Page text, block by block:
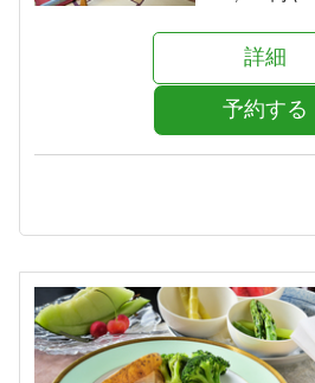
詳細
予約する